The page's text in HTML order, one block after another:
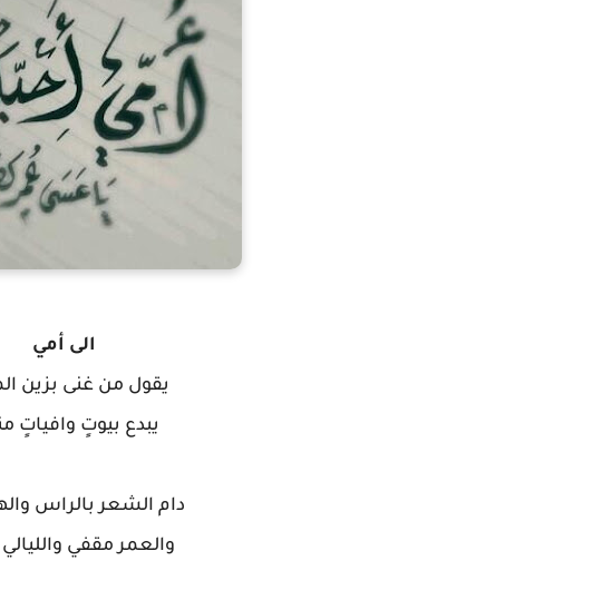
الى أمي
يقول من غنى بزين
يبدع بيوتٍ وافياتٍ
دام الشعر بالراس
والعمر مقفي